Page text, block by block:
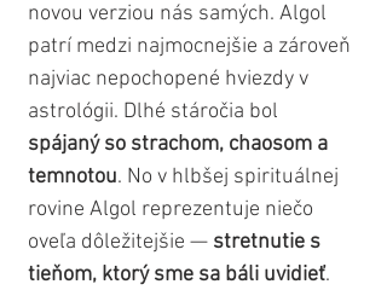
novou verziou nás samých. Algol
patrí medzi najmocnejšie a zároveň
najviac nepochopené hviezdy v
astrológii. Dlhé stáročia bol
spájaný so strachom, chaosom a
temnotou. No v hlbšej spirituálnej
rovine Algol reprezentuje niečo
oveľa dôležitejšie — stretnutie s
tieňom, ktorý sme sa báli uvidieť.